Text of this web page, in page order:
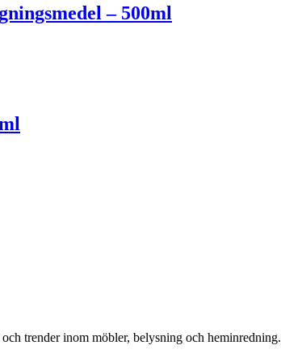
– 500ml
trender inom möbler, belysning och heminredning.